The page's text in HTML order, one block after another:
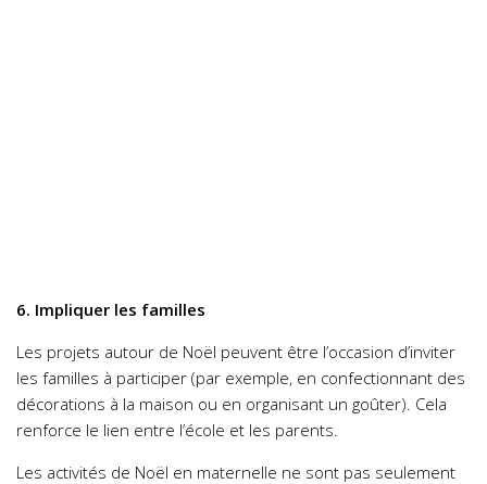
6. Impliquer les familles
Les projets autour de Noël peuvent être l’occasion d’inviter
les familles à participer (par exemple, en confectionnant des
décorations à la maison ou en organisant un goûter). Cela
renforce le lien entre l’école et les parents.
Les activités de Noël en maternelle ne sont pas seulement